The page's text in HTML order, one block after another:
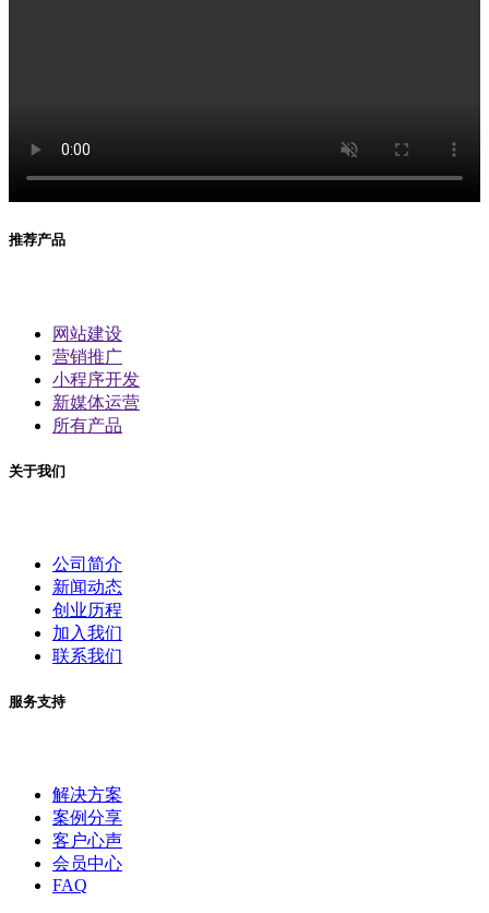
推荐产品
网站建设
营销推广
小程序开发
新媒体运营
所有产品
关于我们
公司简介
新闻动态
创业历程
加入我们
联系我们
服务支持
解决方案
案例分享
客户心声
会员中心
FAQ